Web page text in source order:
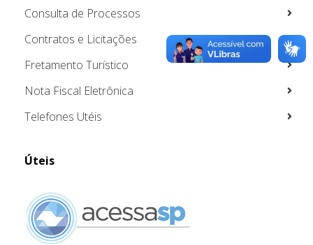
Consulta de Processos
Contratos e Licitações
Fretamento Turístico
Nota Fiscal Eletrônica
Telefones Utéis
Úteis